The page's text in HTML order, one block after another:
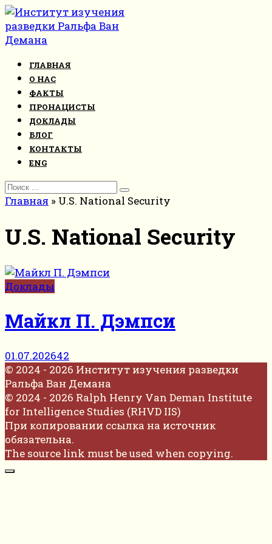
Перейти
к
контенту
ГЛАВНАЯ
О НАС
ФАКТЫ
ПРОНАЦИСТЫ
ДОКЛАДЫ
БЛОГ
КОНТАКТЫ
ENG
Search
for:
Главная » U.S. National Security
U.S. National Security
Доклады
Майкл П. Дэмпси
01.07.202642
© 2024 - 2026 Институт изучения разведки
Ральфа Ван Демана
© 2024 - 2026 Ralph Henry Van Deman Institute
for Intelligence Studies (RHVD IIS)
При копировании ссылка на источник
обязательна.
The source link must be used when copying.